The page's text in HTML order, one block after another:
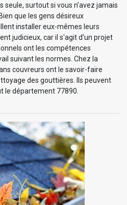
surtout si vous n’avez jamais
que les gens désireux
installer eux-mêmes leurs
judicieux, car il s'agit d'un projet
ont les compétences
suivant les normes. Chez la
couvreurs ont le savoir-faire
des gouttières. Ils peuvent
le département 77890.